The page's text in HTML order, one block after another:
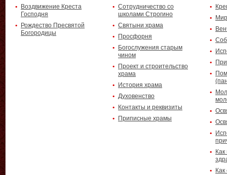
Воздвижение Креста
Господня
Рождество Пресвятой
Богородицы
Сотрудничество со
школами Строгино
Святыни храма
Просфорня
Богослужения старым
чином
Проект и строительство
храма
История храма
Духовенство
Контакты и реквизиты
Приписные храмы
Как